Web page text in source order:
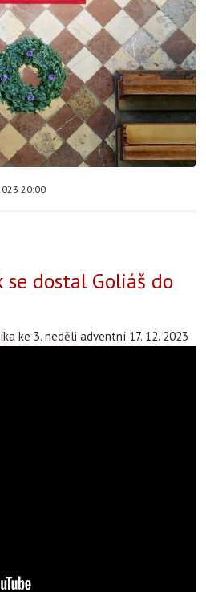
20:00
se dostal Goliáš do
ke 3. neděli adventní 17. 12. 2023